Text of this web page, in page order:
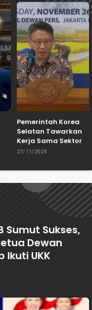
Pemerintah Korea
Selatan Tawarkan
Kerja Sama Sektor
Pertanian untuk
Pangan Indonesia
27/11/2024
Sumut Sukses,
Dewan
Ikuti UKK